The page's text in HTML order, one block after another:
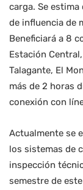
carga. Se
de influencia de
Beneficiará a 8
Estación
Talagante, El
más de 2 horas
conexión con
Actualmente se
los sistemas de
inspección
semestre de